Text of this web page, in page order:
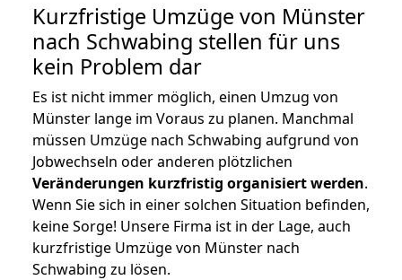
Kurzfristige Umzüge von Münster
nach Schwabing stellen für uns
kein Problem dar
Es ist nicht immer möglich, einen Umzug von
Münster lange im Voraus zu planen. Manchmal
müssen Umzüge nach Schwabing aufgrund von
Jobwechseln oder anderen plötzlichen
Veränderungen kurzfristig organisiert werden.
Wenn Sie sich in einer solchen Situation befinden,
keine Sorge! Unsere Firma ist in der Lage, auch
kurzfristige Umzüge von Münster nach
Schwabing zu lösen.